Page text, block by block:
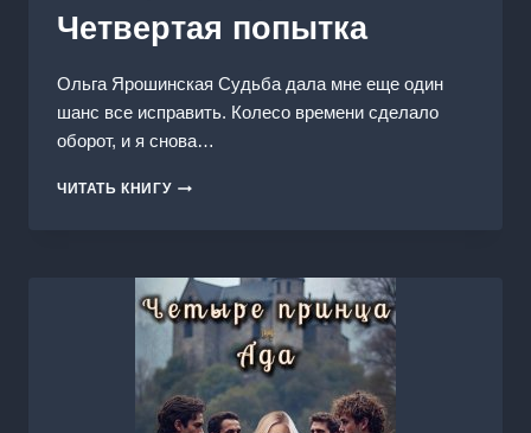
Четвертая попытка
Ольга Ярошинская Судьба дала мне еще один
шанс все исправить. Колесо времени сделало
оборот, и я снова…
ЧИТАТЬ КНИГУНА
ЧЕТВЕРТАЯ
ПОПЫТКА